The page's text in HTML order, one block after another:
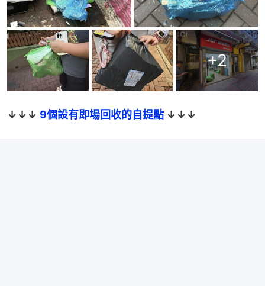
+2
↓↓↓ 9個設有即場回收的自提點 ↓↓↓